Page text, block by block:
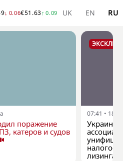
↓ 0.06€51.63↑ 0.09 UK EN RU
поражение
катеров и судов
07:41 •
лизинга